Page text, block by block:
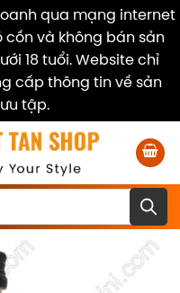
qua mạng internet
cồn và không bán sản
18 tuổi. Website chỉ
cấp thông tin về sản
tập.